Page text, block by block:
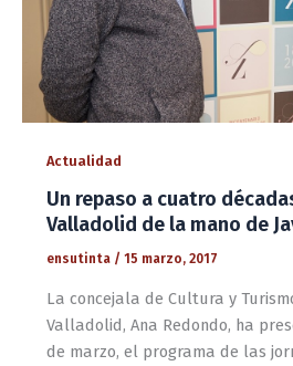
Actualidad
Un repaso a cuatro
Valladolid de la mano de
ensutinta / 15 marzo, 2017
La concejala de Cultura y
Valladolid, Ana Redondo, ha
de marzo, el programa de las